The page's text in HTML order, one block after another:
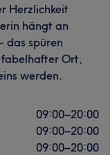
Herzlichkeit
hängt an
das spüren
fabelhafter Ort,
werden.
09:00–20:00
09:00–20:00
09:00–20:00